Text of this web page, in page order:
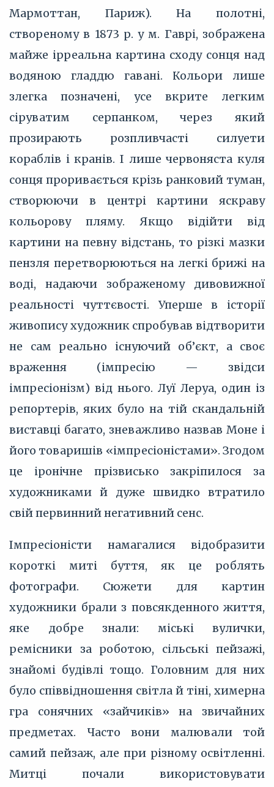
Мармоттан, Париж). На полотні,
створеному в 1873 р. у м. Гаврі, зображена
майже ірреальна картина сходу сонця над
водяною гладдю гавані. Кольори лише
злегка позначені, усе вкрите легким
сіруватим серпанком, через який
прозирають розпливчасті силуети
кораблів і кранів. І лише червоняста куля
сонця проривається крізь ранковий туман,
створюючи в центрі картини яскраву
кольорову пляму. Якщо відійти від
картини на певну відстань, то різкі мазки
пензля перетворюються на легкі брижі на
воді, надаючи зображеному дивовижної
реальності чуттєвості. Уперше в історії
живопису художник спробував відтворити
не сам реально існуючий об’єкт, а своє
враження (імпресію — звідси
імпресіонізм) від нього. Луї Леруа, один із
репортерів, яких було на тій скандальній
виставці багато, зневажливо назвав Моне і
його товаришів «імпресіоністами». Згодом
це іронічне прізвисько закріпилося за
художниками й дуже швидко втратило
свій первинний негативний сенс.
Імпресіоністи намагалися відобразити
короткі миті буття, як це роблять
фотографи. Сюжети для картин
художники брали з повсякденного життя,
яке добре знали: міські вулички,
ремісники за роботою, сільські пейзажі,
знайомі будівлі тощо. Головним для них
було співвідношення світла й тіні, химерна
гра сонячних «зайчиків» на звичайних
предметах. Часто вони малювали той
самий пейзаж, але при різному освітленні.
Митці почали використовувати